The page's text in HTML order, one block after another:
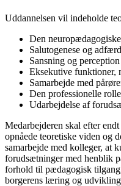
Uddannelsen vil indeholde
Den
Salutogenese og
Sansning og perception
Eksekutive funktioner,
Samarbejde med
Den professionelle rolle
Udarbejdelse af
Medarbejderen skal efter
opnåede teoretiske viden og
samarbejde med kolleger, at
forudsætninger med henblik
forhold til pædagogisk
borgerens læring og